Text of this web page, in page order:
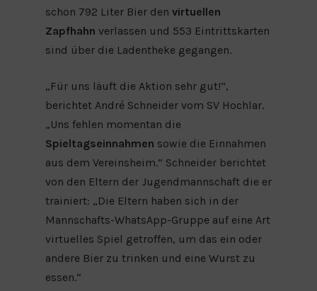
schon 792 Liter Bier den virtuellen
Zapfhahn verlassen und 553 Eintrittskarten
sind über die Ladentheke gegangen.
„Für uns läuft die Aktion sehr gut!“,
berichtet André Schneider vom SV Hochlar.
„Uns fehlen momentan die
Spieltagseinnahmen sowie die Einnahmen
aus dem Vereinsheim.“ Schneider berichtet
von den Eltern der Jugendmannschaft die er
trainiert: „Die Eltern haben sich in der
Mannschafts-WhatsApp-Gruppe auf eine Art
virtuelles Spiel getroffen, um das ein oder
andere Bier zu trinken und eine Wurst zu
essen.“